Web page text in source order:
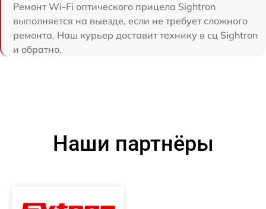
Ремонт Wi-Fi оптического прицела Sightron
выполняется на выезде, если не требует сложного
ремонта. Наш курьер доставит технику в сц Sightron
и обратно.
Наши партнёры